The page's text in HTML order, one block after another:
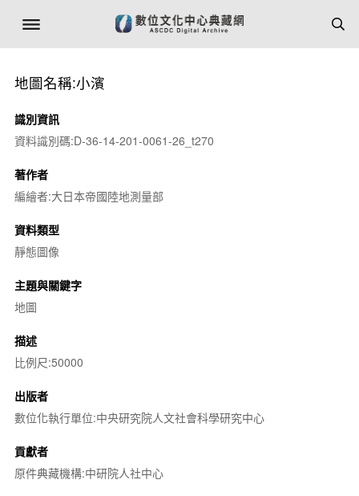
地圖名稱:小濱
識別資訊
資料識別碼:D-36-14-201-0061-26_t270
著作者
編繪者:大日本帝國陸地測量部
資料類型
靜態圖像
主題與關鍵字
地圖
描述
比例尺:50000
出版者
數位化執行單位:中央研究院人文社會科學研究中心
貢獻者
原件典藏機構:中研院人社中心